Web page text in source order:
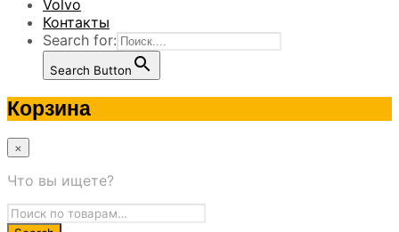
Volvo
Контакты
Search for:
Search Button
Корзина
×
Что вы ищете?